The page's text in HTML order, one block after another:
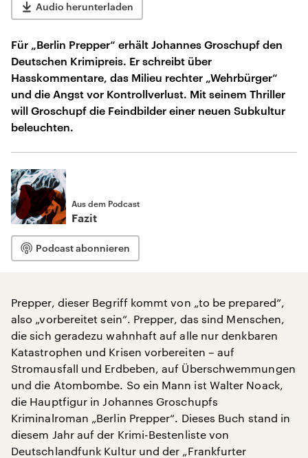
Audio herunterladen
Für „Berlin Prepper“ erhält Johannes Groschupf den
Deutschen Krimipreis. Er schreibt über
Hasskommentare, das Milieu rechter „Wehrbürger“
und die Angst vor Kontrollverlust. Mit seinem Thriller
will Groschupf die Feindbilder einer neuen Subkultur
beleuchten.
Aus dem Podcast
Fazit
Podcast abonnieren
Prepper, dieser Begriff kommt von „to be prepared“,
also „vorbereitet sein“. Prepper, das sind Menschen,
die sich geradezu wahnhaft auf alle nur denkbaren
Katastrophen und Krisen vorbereiten – auf
Stromausfall und Erdbeben, auf Überschwemmungen
und die Atombombe. So ein Mann ist Walter Noack,
die Hauptfigur in Johannes Groschupfs
Kriminalroman „Berlin Prepper“. Dieses Buch stand in
diesem Jahr auf der Krimi-Bestenliste von
Deutschlandfunk Kultur und der „Frankfurter